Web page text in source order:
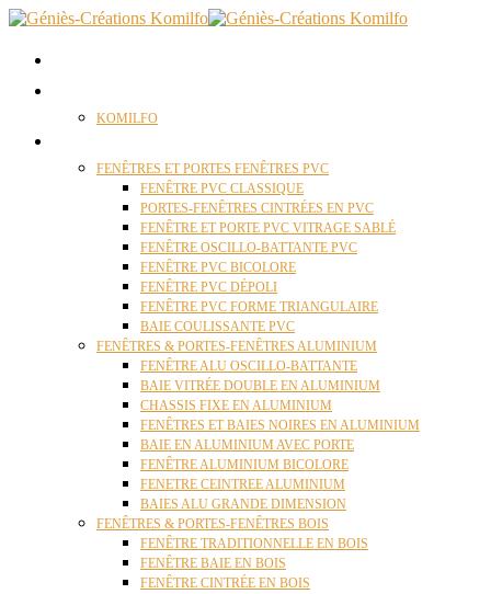
KOMILFO
FENÊTRES ET PORTES FENÊTRES PVC
FENÊTRE PVC CLASSIQUE
PORTES-FENÊTRES CINTRÉES EN PVC
FENÊTRE ET PORTE PVC VITRAGE SABLÉ
FENÊTRE OSCILLO-BATTANTE PVC
FENÊTRE PVC BICOLORE
FENÊTRE PVC DÉPOLI
FENÊTRE PVC FORME TRIANGULAIRE
BAIE COULISSANTE PVC
FENÊTRES & PORTES-FENÊTRES ALUMINIUM
FENÊTRE ALU OSCILLO-BATTANTE
BAIE VITRÉE DOUBLE EN ALUMINIUM
CHASSIS FIXE EN ALUMINIUM
FENÊTRES ET BAIES NOIRES EN ALUMINIUM
BAIE EN ALUMINIUM AVEC PORTE
FENÊTRE ALUMINIUM BICOLORE
FENETRE CEINTREE ALUMINIUM
BAIES ALU GRANDE DIMENSION
FENÊTRES & PORTES-FENÊTRES BOIS
FENÊTRE TRADITIONNELLE EN BOIS
FENÊTRE BAIE EN BOIS
FENÊTRE CINTRÉE EN BOIS